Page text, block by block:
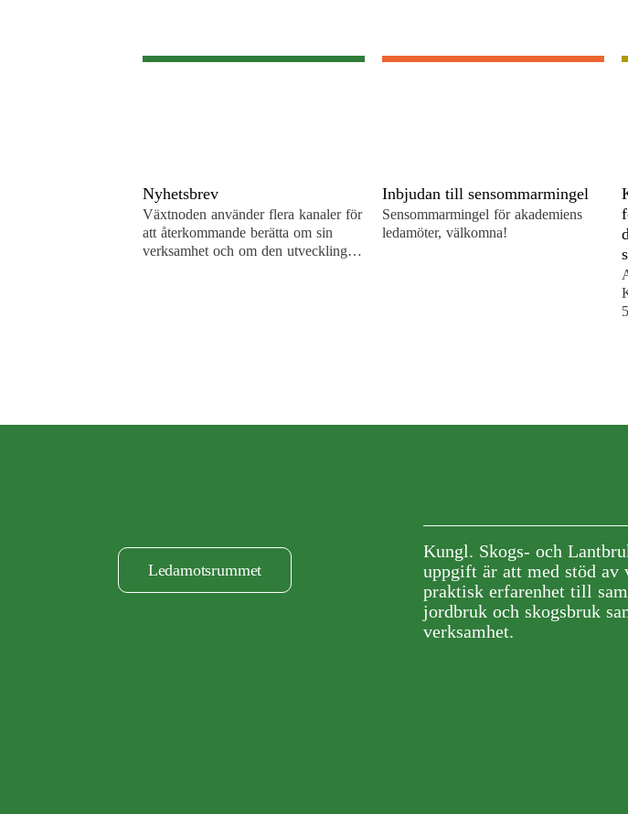
Nyhetsbrev
Växtnoden använder flera kanaler för
att återkommande berätta om sin
verksamhet och om den utveckling
Inbjudan till sensommarmingel
Sensommarmingel för akademiens
ledamöter, välkomna!
Ledamotsrummet
Kungl. Skogs- och
uppgift är att med stöd av
praktisk erfarenhet till
jordbruk och skogsbruk
verksamhet.